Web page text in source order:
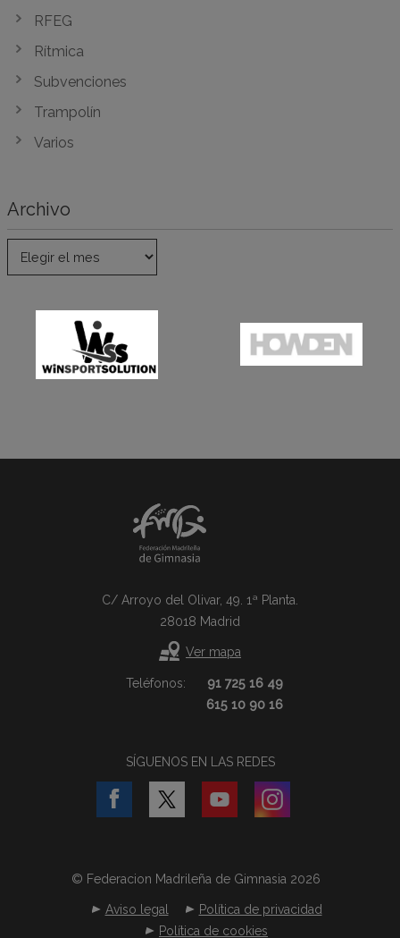
RFEG
Rítmica
Subvenciones
Trampolín
Varios
Archivo
C/ Arroyo del Olivar, 49. 1ª Planta.
28018 Madrid
Ver mapa
Teléfonos:
91 725 16 49
615 10 90 16
SÍGUENOS EN LAS REDES
© Federacion Madrileña de Gimnasia 2026
Aviso legal
Política de privacidad
Política de cookies